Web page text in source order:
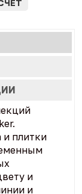
и плитки
и
и